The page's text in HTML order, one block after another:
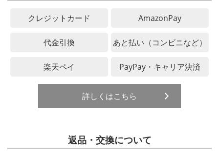
クレジットカード AmazonPay
代金引換 あと払い（コンビニなど）
楽天ペイ PayPay・キャリア決済
詳しくはこちら
返品・交換について